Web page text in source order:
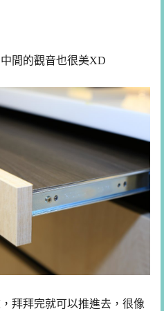
間的觀音也很美XD
拜拜完就可以推進去，很像